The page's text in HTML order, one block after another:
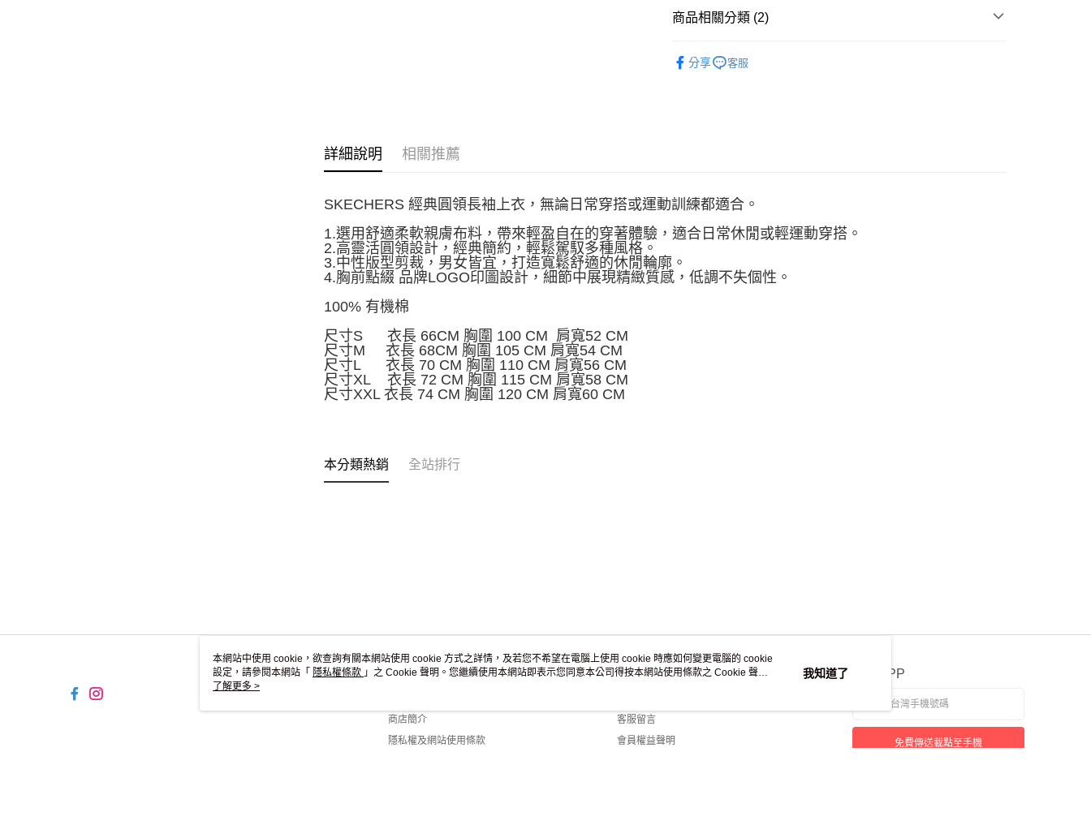
商品相關分類 (2)
分享 客服
詳細說明 相關推薦
SKECHERS 經典圓領長袖上衣，無論日常穿搭或運動訓練都適合。
1.選用舒適柔軟親膚布料，帶來輕盈自在的穿著體驗，適合日常休閒或輕運動穿搭。
2.高靈活圓領設計，經典簡約，輕鬆駕馭多種風格。
3.中性版型剪裁，男女皆宜，打造寬鬆舒適的休閒輪廓。
4.胸前點綴 品牌LOGO印圖設計，細節中展現精緻質感，低調不失個性。
100% 有機棉
尺寸S 衣長 66CM 胸圍 100 CM 肩寬52 CM
尺寸M 衣長 68CM 胸圍 105 CM 肩寬54 CM
尺寸L 衣長 70 CM 胸圍 110 CM 肩寬56 CM
尺寸XL 衣長 72 CM 胸圍 115 CM 肩寬58 CM
尺寸XXL 衣長 74 CM 胸圍 120 CM 肩寬60 CM
本分類熱銷 全站排行
關於我們
商店簡介
隱私權及網站使用條款
客服資訊
客服留言
會員權益聲明
官方APP
免費傳送載點至手機
本網站中使用 cookie，欲查詢有關本網站使用 cookie 方式之詳情，及若您不希望在電腦上使用 cookie 時應如何變更電腦的 cookie
設定，請參閱本網站「 隱私權條款 」之 Cookie 聲明。您繼續使用本網站即表示您同意本公司得按本網站使用條款之 Cookie 聲明
使用 cookie。
了解更多 >
我知道了